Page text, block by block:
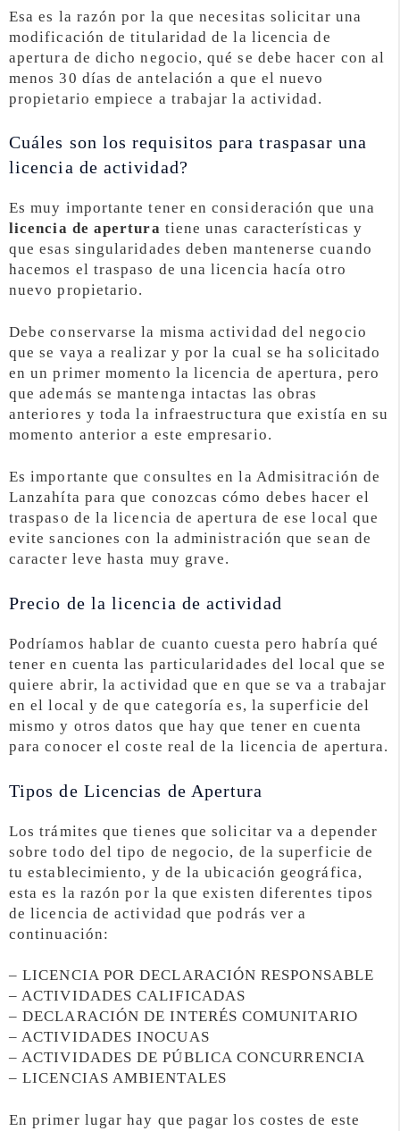
Esa es la razón por la que necesitas solicitar una
modificación de titularidad de la licencia de
apertura de dicho negocio, qué se debe hacer con al
menos 30 días de antelación a que el nuevo
propietario empiece a trabajar la actividad.
Cuáles son los requisitos para traspasar una
licencia de actividad?
Es muy importante tener en consideración que una
licencia de apertura tiene unas características y
que esas singularidades deben mantenerse cuando
hacemos el traspaso de una licencia hacía otro
nuevo propietario.
Debe conservarse la misma actividad del negocio
que se vaya a realizar y por la cual se ha solicitado
en un primer momento la licencia de apertura, pero
que además se mantenga intactas las obras
anteriores y toda la infraestructura que existía en su
momento anterior a este empresario.
Es importante que consultes en la Admisitración de
Lanzahíta para que conozcas cómo debes hacer el
traspaso de la licencia de apertura de ese local que
evite sanciones con la administración que sean de
caracter leve hasta muy grave.
Precio de la licencia de actividad
Podríamos hablar de cuanto cuesta pero habría qué
tener en cuenta las particularidades del local que se
quiere abrir, la actividad que en que se va a trabajar
en el local y de que categoría es, la superficie del
mismo y otros datos que hay que tener en cuenta
para conocer el coste real de la licencia de apertura.
Tipos de Licencias de Apertura
Los trámites que tienes que solicitar va a depender
sobre todo del tipo de negocio, de la superficie de
tu establecimiento, y de la ubicación geográfica,
esta es la razón por la que existen diferentes tipos
de licencia de actividad que podrás ver a
continuación:
– LICENCIA POR DECLARACIÓN RESPONSABLE
– ACTIVIDADES CALIFICADAS
– DECLARACIÓN DE INTERÉS COMUNITARIO
– ACTIVIDADES INOCUAS
– ACTIVIDADES DE PÚBLICA CONCURRENCIA
– LICENCIAS AMBIENTALES
En primer lugar hay que pagar los costes de este